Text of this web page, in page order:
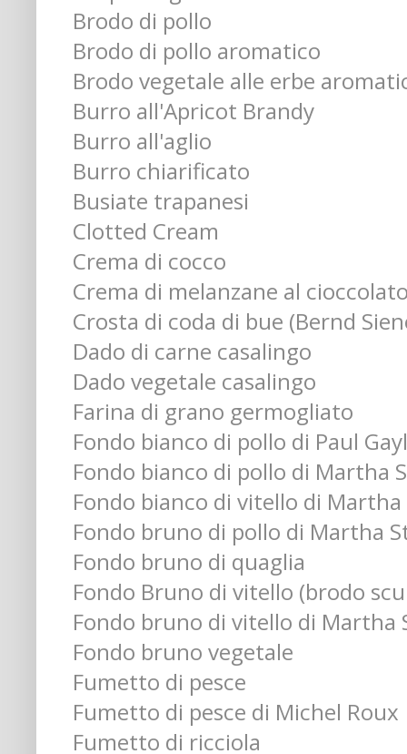
Brodo di pollo
Brodo di pollo aromatico
Brodo vegetale alle erbe
Burro all'Apricot Brandy
Burro all'aglio
Burro chiarificato
Busiate trapanesi
Clotted Cream
Crema di cocco
Crema di melanzane al
Crosta di coda di bue (Bernd
Dado di carne casalingo
Dado vegetale casalingo
Farina di grano germogliato
Fondo bianco di pollo di Paul
Fondo bianco di pollo di Martha
Fondo bianco di vitello di
Fondo bruno di pollo di Martha
Fondo bruno di quaglia
Fondo Bruno di vitello (brodo
Fondo bruno di vitello di Martha
Fondo bruno vegetale
Fumetto di pesce
Fumetto di pesce di Michel Roux
Fumetto di ricciola